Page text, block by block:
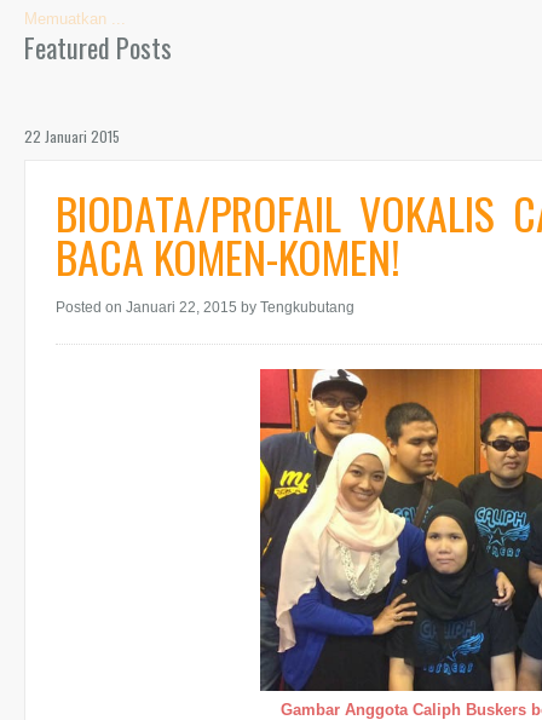
Memuatkan ...
Featured Posts
22 Januari 2015
BIODATA/PROFAIL VOKALIS
BACA KOMEN-KOMEN!
Posted on Januari 22, 2015 by Tengkubutang
Gambar Anggota Caliph Buskers